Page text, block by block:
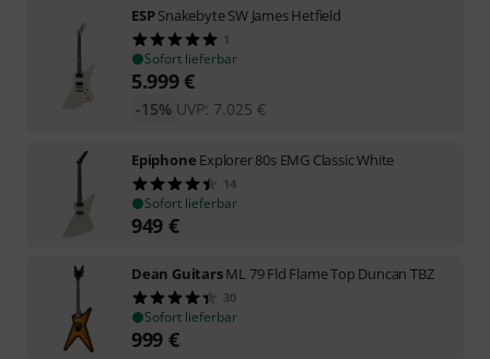
ESPSnakebyte SW James Hetfield
1
Sofort lieferbar
5.999€
UVP: 7.025 €
-15%
Epiphone Explorer 80s EMG Classic White
14
Sofort lieferbar
949 €
Dean GuitarsML 79 Fld Flame Top Duncan TBZ
30
Sofort lieferbar
999 €